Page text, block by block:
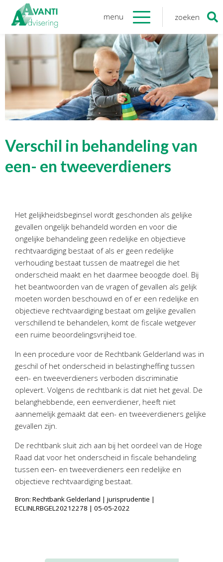
menu zoeken
Organisatie
Onze medewerkers
Algemene verordening
gegevensbescherming
Sponsoring
Onze diensten
Tijdelijk financieel personeel
Personeel & Organisatie
Bedrijfseconomisch advies
Belastingadvies Purmerend
Online boekhouden
Nieuws&informatie
Nieuwsbrief
Nieuwsoverzicht
Handige links
Downloads
Contact
AvantiOnline
Twinfield – Boekhouden
BaseCone – Facturen
Visionplanner – Rapportage
Klantenportaal – Online dossiers
Online Salaris – Salarissen
Zoeken
Verschil in behandeling van
een- en tweeverdieners
Het gelijkheidsbeginsel wordt geschonden als gelijke
gevallen ongelijk behandeld worden en voor die
ongelijke behandeling geen redelijke en objectieve
rechtvaardiging bestaat of als er geen redelijke
verhouding bestaat tussen de maatregel die het
onderscheid maakt en het daarmee beoogde doel. Bij
het beantwoorden van de vragen of gevallen als gelijk
moeten worden beschouwd en of er een redelijke en
objectieve rechtvaardiging bestaat om gelijke gevallen
verschillend te behandelen, komt de fiscale wetgever
een ruime beoordelingsvrijheid toe.
In een procedure voor de Rechtbank Gelderland was in
geschil of het onderscheid in belastingheffing tussen
een- en tweeverdieners verboden discriminatie
oplevert. Volgens de rechtbank is dat niet het geval. De
belanghebbende, een eenverdiener, heeft niet
aannemelijk gemaakt dat een- en tweeverdieners gelijke
gevallen zijn.
De rechtbank sluit zich aan bij het oordeel van de Hoge
Raad dat voor het onderscheid in fiscale behandeling
tussen een- en tweeverdieners een redelijke en
objectieve rechtvaardiging bestaat.
Bron: Rechtbank Gelderland | jurisprudentie |
ECLINLRBGEL20212278 | 05-05-2022